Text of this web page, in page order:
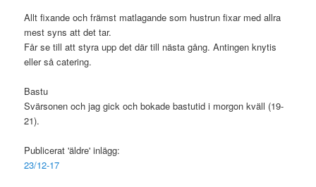
Allt fixande och främst matlagande som hustrun fixar med allra
mest syns att det tar.
Får se till att styra upp det där till nästa gång. Antingen knytis
eller så catering.
Bastu
Svärsonen och jag gick och bokade bastutid i morgon kväll (19-
21).
Publicerat 'äldre' inlägg:
23/12-17